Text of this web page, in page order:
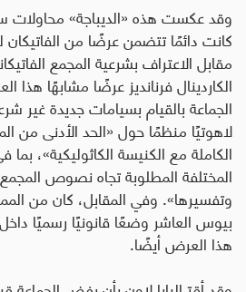
وقد عكست هذه «الديباجة» محاولات
كانت دائمًا تتضمن عرضًا من
مقابل الاعتراف بشرعية المجمع
الكاردينال فرنانديز عرضًا مشابهًا هذا
الجماعة بالقيام بسيامات جديدة غير
لاهوتيًا منظمًا حول «الحد الأدنى من
الكاملة مع الكنيسة الكاثوليكية»،
المختلفة المطلوبة تجاه نصوص المجمع
وتفسيرها». وفي المقابل، كان من
بيوس العاشر وضعًا قانونيًا رسميًا
هذا العرض أيضًا.